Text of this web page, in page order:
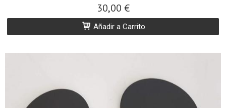
30,00 €
Añadir a Carrito